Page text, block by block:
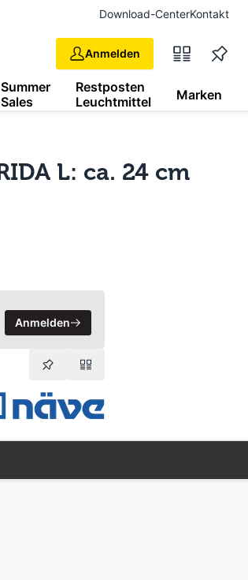
Download-CenterKontakt
Anmelden
Summer
Sales
Restposten
Leuchtmittel
Marken
L: ca. 24 cm
Anmelden